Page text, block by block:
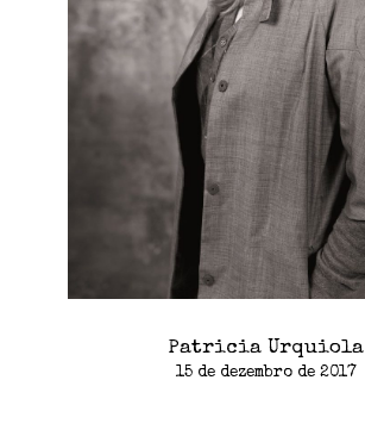
Patricia Urquiola
15 de dezembro de 2017